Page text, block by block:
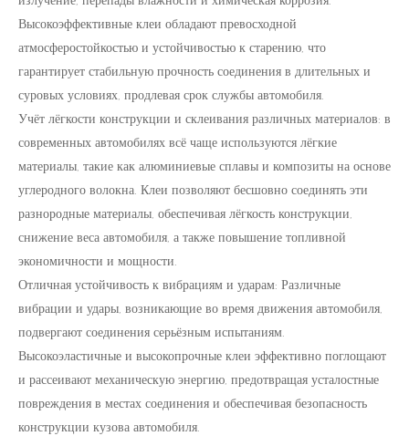
Высокоэффективные клеи обладают превосходной
атмосферостойкостью и устойчивостью к старению, что
гарантирует стабильную прочность соединения в длительных и
суровых условиях, продлевая срок службы автомобиля.
Учёт лёгкости конструкции и склеивания различных материалов: в
современных автомобилях всё чаще используются лёгкие
материалы, такие как алюминиевые сплавы и композиты на основе
углеродного волокна. Клеи позволяют бесшовно соединять эти
разнородные материалы, обеспечивая лёгкость конструкции,
снижение веса автомобиля, а также повышение топливной
экономичности и мощности.
Отличная устойчивость к вибрациям и ударам: Различные
вибрации и удары, возникающие во время движения автомобиля,
подвергают соединения серьёзным испытаниям.
Высокоэластичные и высокопрочные клеи эффективно поглощают
и рассеивают механическую энергию, предотвращая усталостные
повреждения в местах соединения и обеспечивая безопасность
конструкции кузова автомобиля.